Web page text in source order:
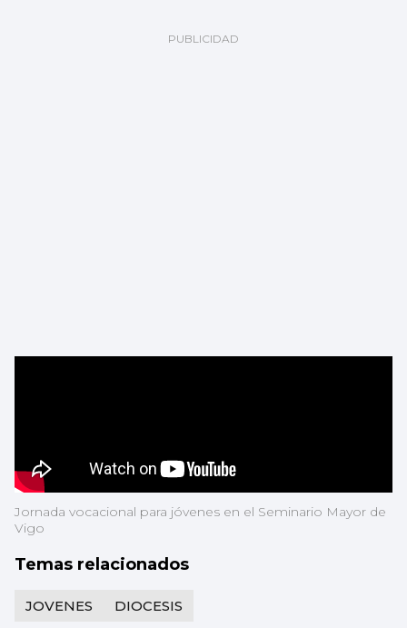
Jornada vocacional para jóvenes en el Seminario Mayor de
Vigo
Temas relacionados
JOVENES DIOCESIS